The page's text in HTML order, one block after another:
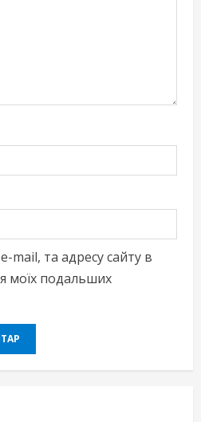
mail, та адресу сайту в
моїх подальших